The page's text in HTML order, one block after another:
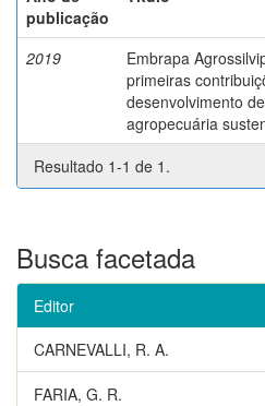
publicação
2019
Embrapa
primeiras
desenvolvimento
agropecuária
Resultado 1-1 de 1.
Busca facetada
Editor
CARNEVALLI, R. A.
FARIA, G. R.